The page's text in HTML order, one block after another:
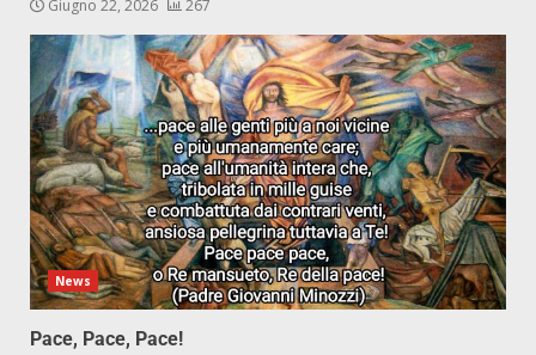
Giugno 22, 2026 267
News
Pace, Pace, Pace!